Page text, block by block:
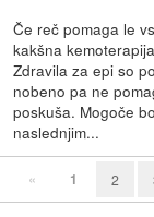
Če reč pomaga le
kakšna
Zdravila za epi so
nobeno pa ne
poskuša. Mogoče
naslednjim...
« 1 2